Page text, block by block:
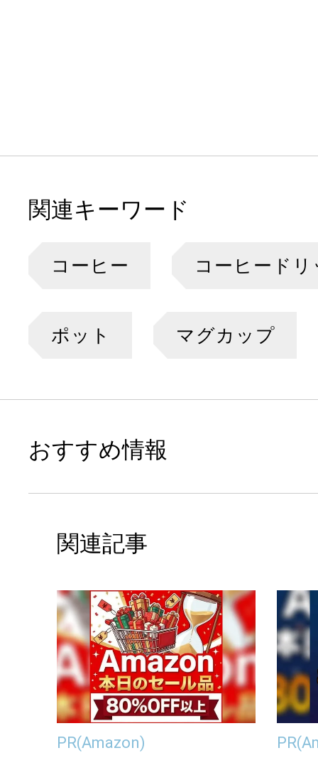
関連キーワード
コーヒー コーヒード
ポット マグカップ
おすすめ情報
関連記事
PR(Amazon) PR